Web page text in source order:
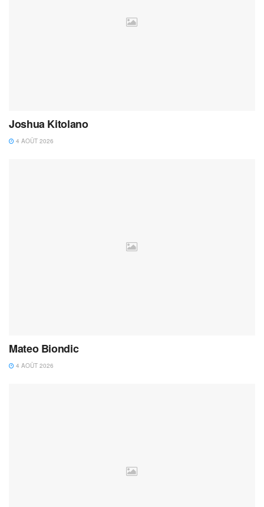
Joshua Kitolano
4 AOÛT 2026
Mateo Biondic
4 AOÛT 2026